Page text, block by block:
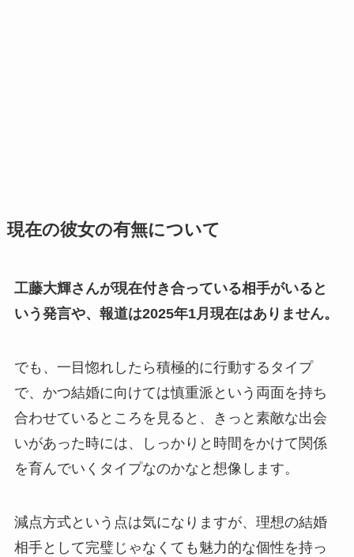
現在の彼女の有無について
工藤大輝さんが現在付き合っている相手がいると
いう発言や、報道は2025年1月現在はありません。
でも、一目惚れしたら積極的に行動するタイプ
で、かつ結婚に向けては慎重派という両面を持ち
合わせているところを見ると、きっと素敵な出会
いがあった時には、しっかりと時間をかけて関係
を育んでいくタイプなのかなと想像します。
減点方式という点は気になりますが、理想の結婚
相手として完璧じゃなくても魅力的な個性を持っ